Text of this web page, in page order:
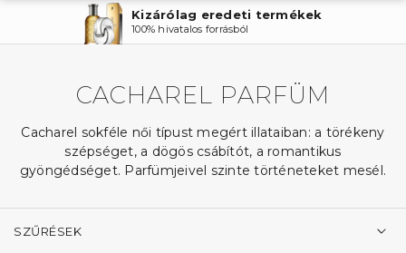
Kizárólag eredeti termékek
100% hivatalos forrásból
CACHAREL PARFÜM
Cacharel sokféle női típust megért illataiban: a törékeny
szépséget, a dögös csábítót, a romantikus
gyöngédséget. Parfümjeivel szinte történeteket mesél.
SZŰRÉSEK